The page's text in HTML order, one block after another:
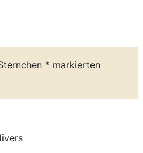
* markierten